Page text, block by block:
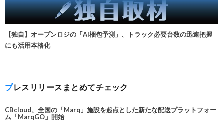
【独自】オープンロジの「AI梱包予測」、トラック必要台数の迅速把握
にも活用本格化
プレスリリースまとめてチェック
CBcloud、全国の「Marq」施設を起点とした新たな配送プラットフォー
ム「MarqGO」開始